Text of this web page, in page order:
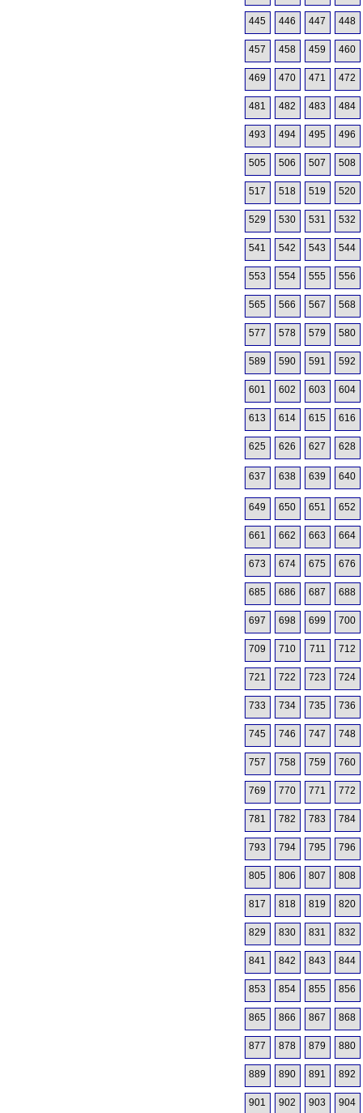
445 446 447 448
457 458 459 460
469 470 471 472
481 482 483 484
493 494 495 496
505 506 507 508
517 518 519 520
529 530 531 532
541 542 543 544
553 554 555 556
565 566 567 568
577 578 579 580
589 590 591 592
601 602 603 604
613 614 615 616
625 626 627 628
637 638 639 640
649 650 651 652
661 662 663 664
673 674 675 676
685 686 687 688
697 698 699 700
709 710 711 712
721 722 723 724
733 734 735 736
745 746 747 748
757 758 759 760
769 770 771 772
781 782 783 784
793 794 795 796
805 806 807 808
817 818 819 820
829 830 831 832
841 842 843 844
853 854 855 856
865 866 867 868
877 878 879 880
889 890 891 892
901 902 903 904